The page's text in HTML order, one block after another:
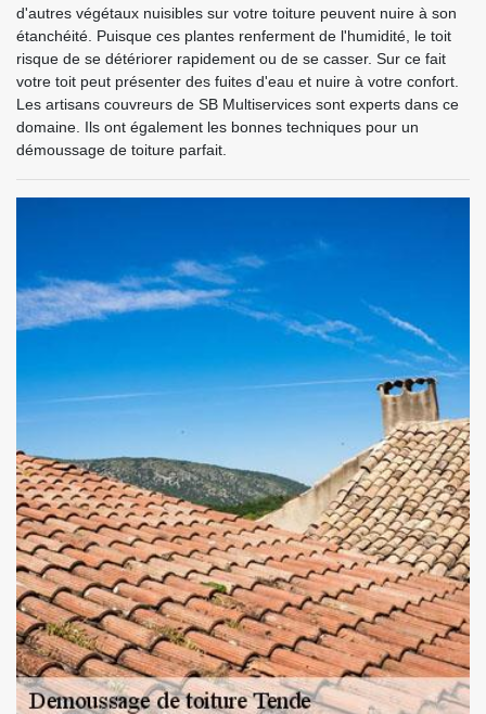
d'autres végétaux nuisibles sur votre toiture peuvent nuire à son
étanchéité. Puisque ces plantes renferment de l'humidité, le toit
risque de se détériorer rapidement ou de se casser. Sur ce fait
votre toit peut présenter des fuites d'eau et nuire à votre confort.
Les artisans couvreurs de SB Multiservices sont experts dans ce
domaine. Ils ont également les bonnes techniques pour un
démoussage de toiture parfait.